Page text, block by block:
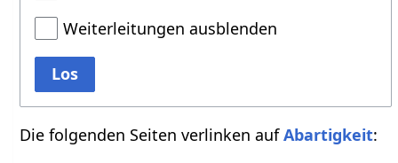
Weiterleitungen ausblenden
Los
Die folgenden Seiten verlinken aufAbartigkeit: